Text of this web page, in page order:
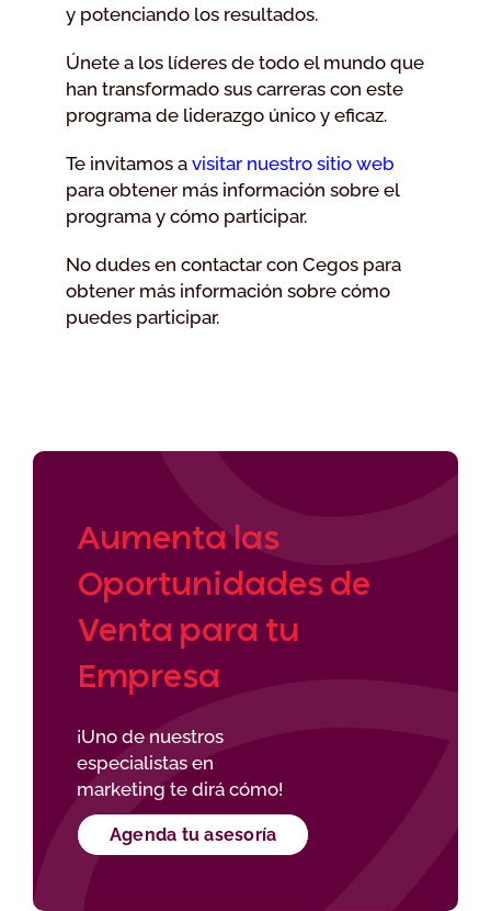
y potenciando los resultados.
Únete a los líderes de todo el mundo que
han transformado sus carreras con este
programa de liderazgo único y eficaz.
Te invitamos a visitar nuestro sitio web
para obtener más información sobre el
programa y cómo participar.
No dudes en contactar con Cegos para
obtener más información sobre cómo
puedes participar.
Aumenta las
Oportunidades de
Venta para tu
Empresa
¡Uno de nuestros
especialistas en
marketing te dirá cómo!
Agenda tu asesoría